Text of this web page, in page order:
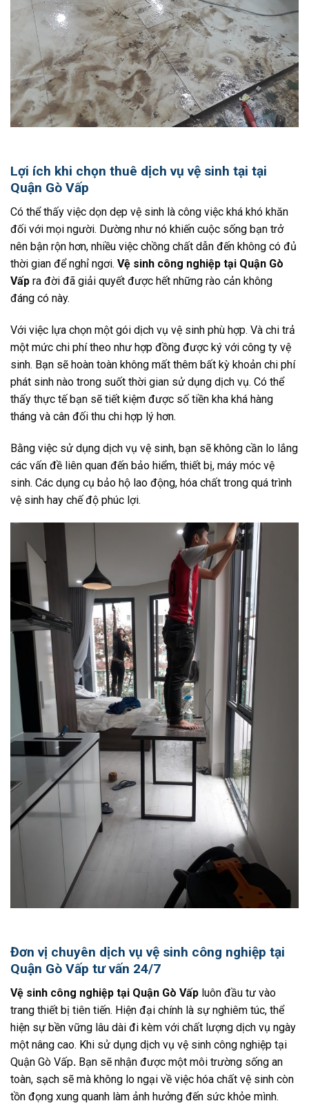
Lợi ích khi chọn thuê dịch vụ vệ sinh tại tại
Quận Gò Vấp
Có thể thấy việc dọn dẹp vệ sinh là công việc khá khó khăn
đối với mọi người. Dường như nó khiến cuộc sống bạn trở
nên bận rộn hơn, nhiều việc chồng chất dẫn đến không có đủ
thời gian để nghỉ ngơi. Vệ sinh công nghiệp tại Quận Gò
Vấp ra đời đã giải quyết được hết những rào cản không
đáng có này.
Với việc lựa chọn một gói dịch vụ vệ sinh phù hợp. Và chi trả
một mức chi phí theo như hợp đồng được ký với công ty vệ
sinh. Bạn sẽ hoàn toàn không mất thêm bất kỳ khoản chi phí
phát sinh nào trong suốt thời gian sử dụng dịch vụ. Có thể
thấy thực tế bạn sẽ tiết kiệm được số tiền kha khá hàng
tháng và cân đối thu chi hợp lý hơn.
Bằng việc sử dụng dịch vụ vệ sinh, bạn sẽ không cần lo lắng
các vấn đề liên quan đến bảo hiểm, thiết bị, máy móc vệ
sinh. Các dụng cụ bảo hộ lao động, hóa chất trong quá trình
vệ sinh hay chế độ phúc lợi.
Đơn vị chuyên dịch vụ vệ sinh công nghiệp tại
Quận Gò Vấp tư vấn 24/7
Vệ sinh công nghiệp tại Quận Gò Vấp luôn đầu tư vào
trang thiết bị tiên tiến. Hiện đại chính là sự nghiêm túc, thể
hiện sự bền vững lâu dài đi kèm với chất lượng dịch vụ ngày
một nâng cao. Khi sử dụng dịch vụ vệ sinh công nghiệp tại
Quận Gò Vấp. Bạn sẽ nhận được một môi trường sống an
toàn, sạch sẽ mà không lo ngại về việc hóa chất vệ sinh còn
tồn đọng xung quanh làm ảnh hưởng đến sức khỏe mình.